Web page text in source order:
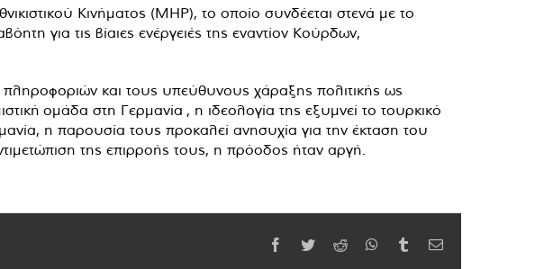
Κινήματος (MHP), το οποίο συνδέεται στενά με το
για τις βίαιες ενέργειές της εναντίον Κούρδων,
πληροφοριών και τους υπεύθυνους χάραξης πολιτικής ως
ομάδα στη Γερμανία , η ιδεολογία της εξυμνεί το τουρκικό
η παρουσία τους προκαλεί ανησυχία για την έκταση του
της επιρροής τους, η πρόοδος ήταν αργή.
Facebook
TwitterReddit WhatsApp
TumblrEmail